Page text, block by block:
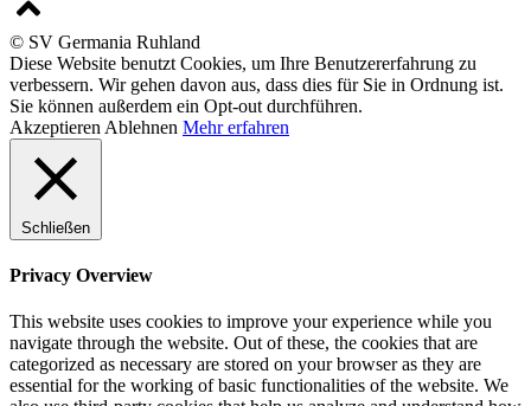
© SV Germania Ruhland
Diese Website benutzt Cookies, um Ihre Benutzererfahrung zu
verbessern. Wir gehen davon aus, dass dies für Sie in Ordnung ist.
Sie können außerdem ein Opt-out durchführen.
Akzeptieren Ablehnen Mehr erfahren
Schließen
Privacy Overview
This website uses cookies to improve your experience while you
navigate through the website. Out of these, the cookies that are
categorized as necessary are stored on your browser as they are
essential for the working of basic functionalities of the website. We